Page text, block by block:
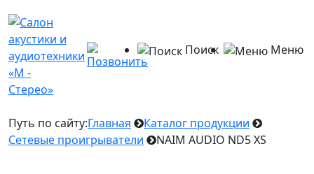
Меню
Поиск
Путь по сайту:Главная
Каталог продукции
Сетевые проигрыватели
NAIM AUDIO ND5 XS